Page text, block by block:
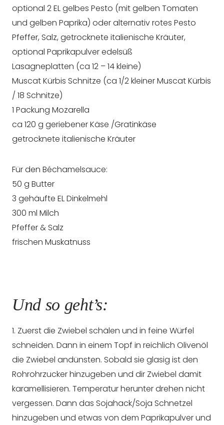
optional 2 EL gelbes Pesto (mit gelben Tomaten
und gelben Paprika) oder alternativ rotes Pesto
Pfeffer, Salz, getrocknete italienische Kräuter,
optional Paprikapulver edelsüß
Lasagneplatten (ca 12 – 14 kleine)
Muscat Kürbis Schnitze (ca 1/2 kleiner Muscat Kürbis
/ 18 Schnitze)
1 Packung Mozarella
ca 120 g geriebener Käse /Gratinkäse
getrocknete italienische Kräuter
Für den Béchamelsauce:
50 g Butter
3 gehäufte EL Dinkelmehl
300 ml Milch
Pfeffer & Salz
frischen Muskatnuss
Und so geht’s:
1. Zuerst die Zwiebel schälen und in feine Würfel
schneiden. Dann in einem Topf in reichlich Olivenöl
die Zwiebel andünsten. Sobald sie glasig ist den
Rohrohrzucker hinzugeben und dir Zwiebel damit
karamellisieren. Temperatur herunter drehen nicht
vergessen. Dann das Sojahack/Soja Schnetzel
hinzugeben und etwas von dem Paprikapulver und